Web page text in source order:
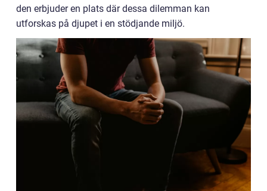
den erbjuder en plats där dessa dilemman kan
utforskas på djupet i en stödjande miljö.